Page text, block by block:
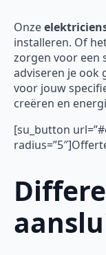
Onze
installeren. Of
zorgen voor een
adviseren je ook
voor jouw
creëren en
[su_button